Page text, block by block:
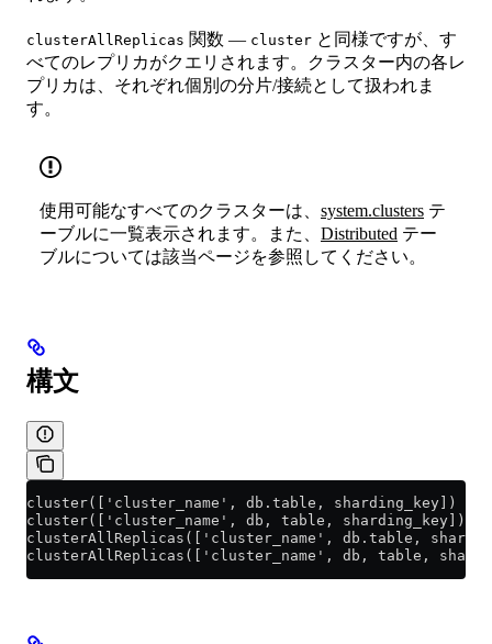
clusterAllReplicas 関数 — cluster と同様ですが、す
べてのレプリカがクエリされます。クラスター内の各レ
プリカは、それぞれ個別の分片/接続として扱われま
す。
使用可能なすべてのクラスターは、 system.clusters テ
ーブルに一覧表示されます。また、 Distributed テー
ブルについては該当ページを参照してください。
構文
cluster(['cluster_name', db.table, sharding_key])
cluster(['cluster_name', db, table, sharding_key])
clusterAllReplicas(['cluster_name', db.table,
clusterAllReplicas(['cluster_name', db, table,